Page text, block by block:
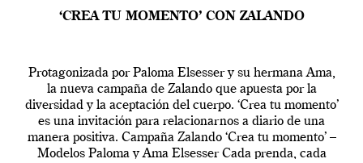
‘CREA TU MOMENTO’ CON ZALANDO
Protagonizada por Paloma Elsesser y su hermana Ama,
la nueva campaña de Zalando que apuesta por la
diversidad y la aceptación del cuerpo. ‘Crea tu momento’
es una invitación para relacionarnos a diario de una
manera positiva. Campaña Zalando ‘Crea tu momento’ –
Modelos Paloma y Ama Elsesser Cada prenda, cada